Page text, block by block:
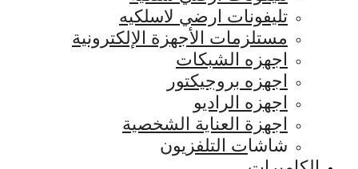
تليفونات ارضي لاسلكيه
مستلزمات الأجهزة الإلكترونية
اجهزه الشبكات
اجهزه بروجيكتور
اجهزه الراديو
اجهزة العناية الشخصية
شاشات التلفزيون